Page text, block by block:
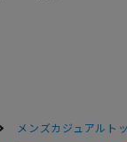
メンズカジュアルト